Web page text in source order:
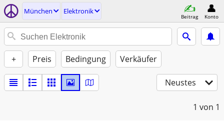
München Elektronik
Beitrag Konto
+ Preis Bedingung Verkäufer
Neustes
1 von 1